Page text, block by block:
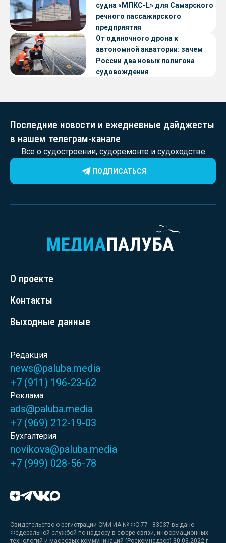
судна «МПКС-L» для Самарского
речного пассажирского
предприятия
От одиночного дрона к
автономной акватории: зачем
России два новых полигона
судовождения
Последние новости и ежедневные дайджесты
в нашем телеграм-канале
Все о судостроении, судоремонте и судоходстве
ПОДПИСАТЬСЯ
О проекте
Контакты
Выходные данные
Редакция
news@paluba.media
+7 (911) 196-23-62
Реклама
ads@paluba.media
+7 (969) 212-19-03
Бухгалтерия
novikova@paluba.media
+7 (999) 028-56-78
Свидетельство о регистрации СМИ ИА № ФС 77 - 83037 выдано
Федеральной службой по надзору в сфере связи, информационных
технологий и массовых коммуникаций (Роскомнадзор) 30.03.2022 г.